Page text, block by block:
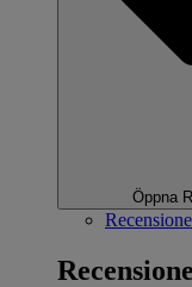
Öppna